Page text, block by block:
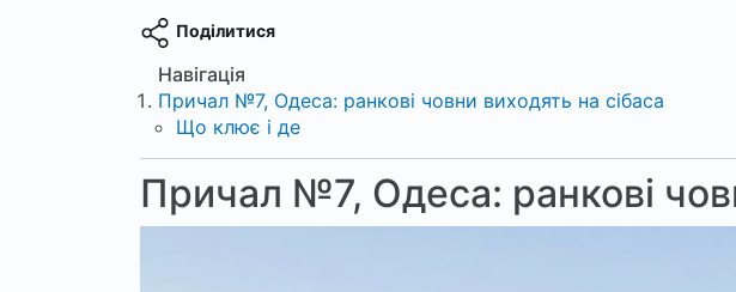
Поділитися
Навігація
Причал №7, Одеса: ранкові човни виходять на сібаса
Що клює і де
Причал №7, Одеса: ранкові